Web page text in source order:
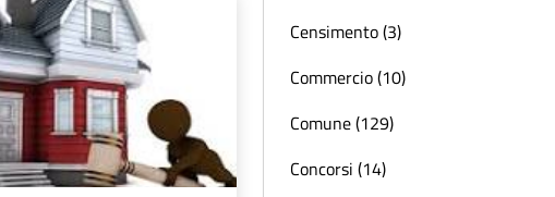
Censimento (3)
Commercio (10)
Comune (129)
Concorsi (14)